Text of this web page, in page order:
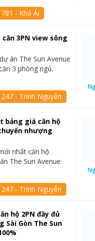
- Khả Ái
3PN view sông
án The Sun Avenue
3 phòng ngủ.
- Trinh Nguyễn
bảng giá căn hộ
nhượng
nhất căn hộ
The Sun Avenue
- Trinh Nguyễn
hộ 2PN đầy đủ
Sài Gòn The Sun